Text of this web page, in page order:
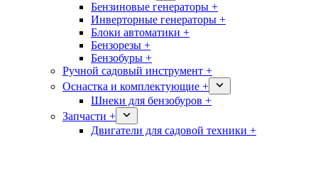
Бензиновые генераторы +
Инверторные генераторы +
Блоки автоматики +
Бензорезы +
Бензобуры +
Ручной садовый инструмент +
Оснастка и комплектующие +
Шнеки для бензобуров +
Запчасти +
Двигатели для садовой техники +